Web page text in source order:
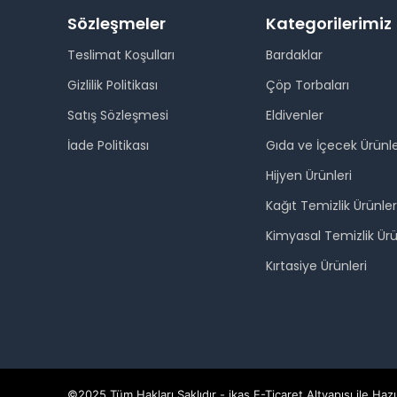
Sözleşmeler
Teslimat Koşulları
Gizlilik Politikası
Satış Sözleşmesi
İade Politikası
Kategorilerimiz
Bardaklar
Çöp Torbaları
Eldivenler
Gıda ve İçecek
Hijyen Ürünleri
Kağıt Temizlik
Kimyasal Temizlik
Kırtasiye Ürünleri